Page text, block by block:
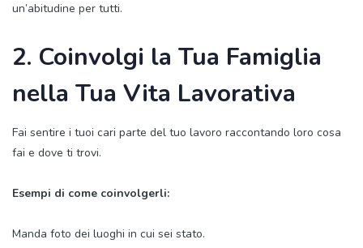
un’abitudine per tutti.
2. Coinvolgi la Tua Famiglia
nella Tua Vita Lavorativa
Fai sentire i tuoi cari parte del tuo lavoro raccontando loro cosa
fai e dove ti trovi.
Esempi di come coinvolgerli:
Manda foto dei luoghi in cui sei stato.